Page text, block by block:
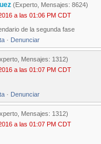
(Experto, Mensajes: 8624)
a las 01:06 PM CDT
de la segunda fase
· Denunciar
Mensajes: 1312)
a las 01:07 PM CDT
· Denunciar
Mensajes: 1312)
a las 01:07 PM CDT